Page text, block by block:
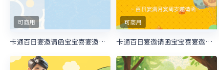
可商用
卡通百日宴邀请函宝宝喜宴邀请函生日邀请函
可商用
卡通百日宴邀请函宝宝喜宴邀请函生日邀请函